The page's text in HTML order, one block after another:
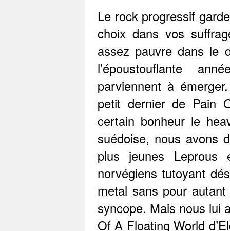
Le rock progressif
choix dans vos
assez pauvre dans le
l’époustouflante
parviennent à
petit dernier de Pain
certain bonheur le
suédoise, nous avons
plus jeunes
norvégiens tutoyant
metal sans pour
syncope. Mais nous lui
Of A Floating World